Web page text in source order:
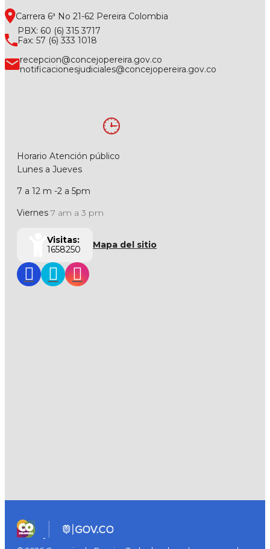
Carrera 6ª No 21-62 Pereira Colombia
PBX: 60 (6) 315 3717
Fax: 57 (6) 333 1018
recepcion@concejopereira.gov.co
notificacionesjudiciales@concejopereira.gov.co
Horario Atención público
Lunes a Jueves
7 a 12 m -2 a 5pm
Viernes 7 am a 3 pm
Visitas:
1658250
Mapa del sitio